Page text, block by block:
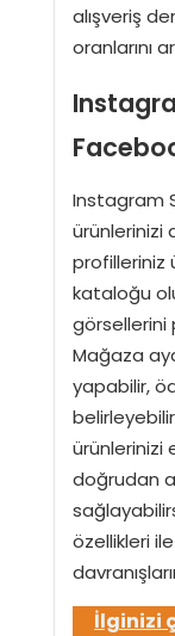
alışveriş
oranlarını
Instagram
ürünlerinizi
profilleriniz
kataloğu
görsellerini
Mağaza
yapabilir,
ürünlerinizi
doğrudan
özellikleri
İlginizi